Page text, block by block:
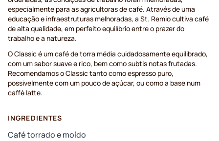
especialmente para as agricultoras de café. Através de uma
educação e infraestruturas melhoradas, a St. Remio cultiva café
de alta qualidade, em perfeito equilíbrio entre o prazer do
trabalho e a natureza.
O Classic é um café de torra média cuidadosamente equilibrado,
com um sabor suave e rico, bem como subtis notas frutadas.
Recomendamos o Classic tanto como espresso puro,
possivelmente com um pouco de açúcar, ou como a base num
caffè latte.
INGREDIENTES
Café torrado e moído